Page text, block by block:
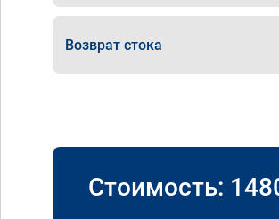
Возврат стока
Стоимость: